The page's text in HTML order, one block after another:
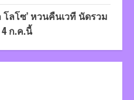
โลโซ’ หวนคืนเวที นัดรวม
ก.ค.นี้